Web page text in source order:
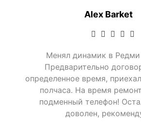
Alex Barket
Менял динамик в
Предварительно
определенное время,
полчаса. На время
подменный телефон!
доволен,